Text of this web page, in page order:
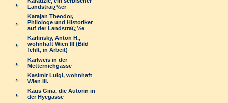
Landstraï¿½er
Karajan Theodor,
Philologe und Historiker
auf der Landstraï¿½e
Karlinsky, Anton H.,
wohnhaft Wien III (Bild
fehlt, in Arbeit)
Karlweis in der
Metternichgasse
Kasimir Luigi, wohnhaft
Wien III.
Kaus Gina, die Autorin in
der Hyegasse